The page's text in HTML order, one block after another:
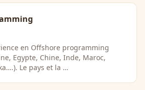
en Offshore programming
Egypte, Chine, Inde, Maroc,
Le pays et la …